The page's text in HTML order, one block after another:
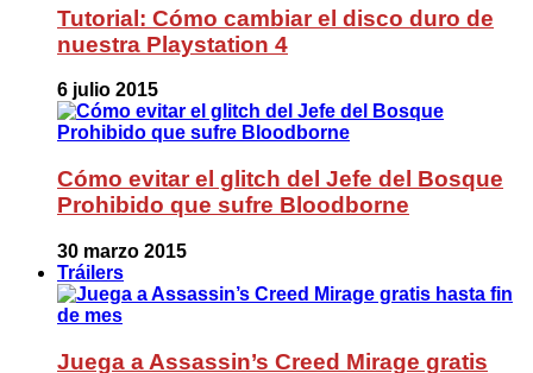
Tutorial: Cómo cambiar el disco duro de
nuestra Playstation 4
6 julio 2015
Cómo evitar el glitch del Jefe del Bosque
Prohibido que sufre Bloodborne
30 marzo 2015
Tráilers
Juega a Assassin’s Creed Mirage gratis